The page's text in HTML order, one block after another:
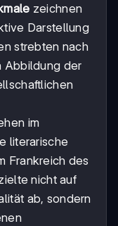
zeichnen
Darstellung
strebten nach
Abbildung der
im
literarische
Frankreich des
nicht auf
ab, sondern